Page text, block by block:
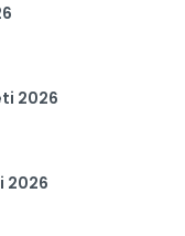
2026
2026